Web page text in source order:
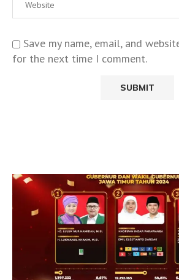
Save my name, email, and
for the next time I comment.